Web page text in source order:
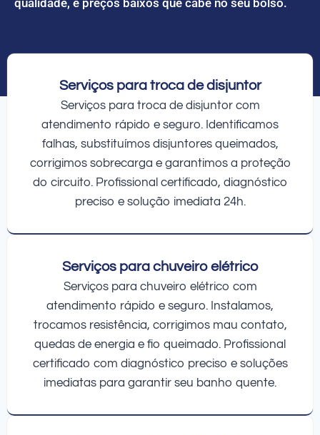
Serviços para troca de disjuntor
Serviços para troca de disjuntor com
atendimento rápido e seguro. Identificamos
falhas, substituímos disjuntores queimados,
corrigimos sobrecarga e garantimos a proteção
do circuito. Profissional certificado, diagnóstico
preciso e solução imediata 24h.
Serviços para chuveiro elétrico
Serviços para chuveiro elétrico com
atendimento rápido e seguro. Instalamos,
trocamos resistência, corrigimos mau contato,
quedas de energia e fio queimado. Profissional
certificado com diagnóstico preciso e soluções
imediatas para garantir seu banho quente.